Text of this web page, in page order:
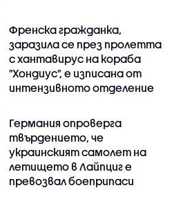
Френска гражданка,
заразила се през пролетта
с хантавирус на кораба
"Хондиус", е изписана от
интензивното отделение
Германия опроверга
твърдението, че
украинският самолет на
летището в Лайпциг е
превозвал боеприпаси